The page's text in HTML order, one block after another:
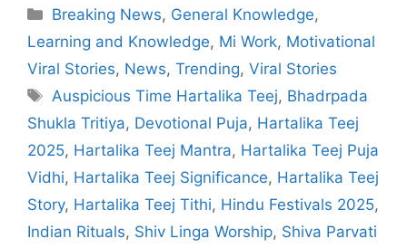
Categories
Breaking News, General Knowledge,
Learning and Knowledge, Mi Work, Motivational
Viral Stories, News, Trending, Viral Stories
Tags
Auspicious Time Hartalika Teej, Bhadrpada
Shukla Tritiya, Devotional Puja, Hartalika Teej
2025, Hartalika Teej Mantra, Hartalika Teej Puja
Vidhi, Hartalika Teej Significance, Hartalika Teej
Story, Hartalika Teej Tithi, Hindu Festivals 2025,
Indian Rituals, Shiv Linga Worship, Shiva Parvati